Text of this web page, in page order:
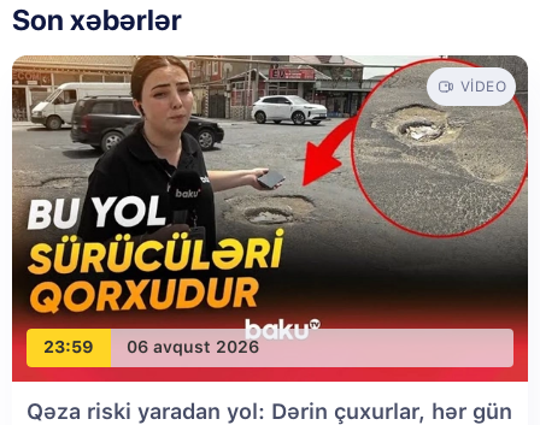
Son xəbərlər
23:59 06 avqust 2026
VIDEO
Qəza riski yaradan yol: Dərin çuxurlar, hər gün